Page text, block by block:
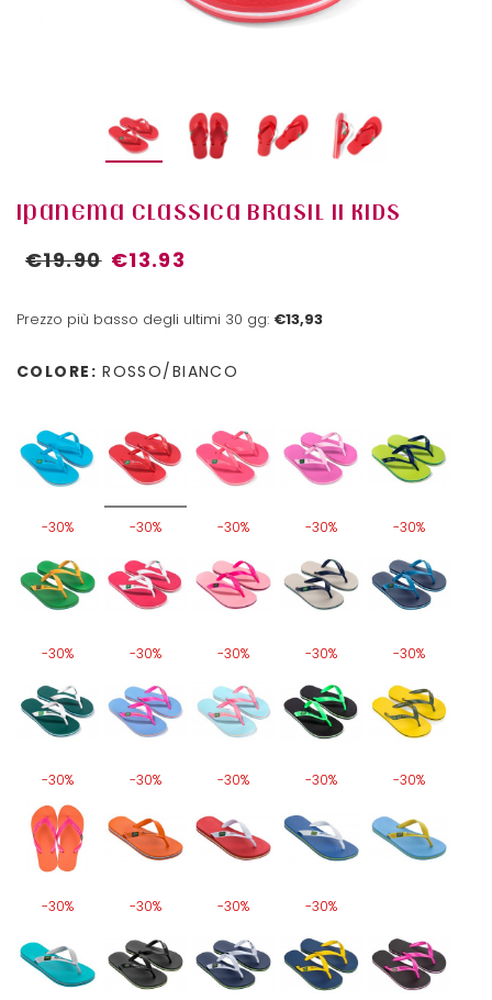
IPANEMA CLASSICA BRASIL II KIDS
€19.90 €13.93
Prezzo più basso degli ultimi 30 gg: €13,93
COLORE: ROSSO/BIANCO
-30% -30% -30% -30% -30%
-30% -30% -30% -30% -30%
-30% -30% -30% -30% -30%
-30% -30% -30% -30%